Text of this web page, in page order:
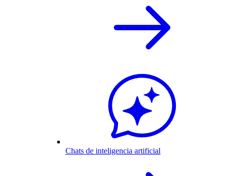
Chats de inteligencia artificial